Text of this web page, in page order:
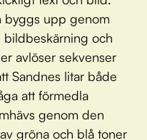
byggs upp genom
bildbeskärning och
avlöser sekvenser
Sandnes litar både
att förmedla
genom den
gröna och blå toner